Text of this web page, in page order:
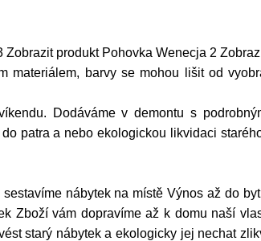
produkt Pohovka Wenecja 2
materiálem, barvy se mohou lišit od
Dodáváme v demontu s
patra a nebo ekologickou likvidaci
nábytek na místě Výnos až do
Zboží vám dopravíme až k domu naší
starý nábytek a ekologicky jej nechat